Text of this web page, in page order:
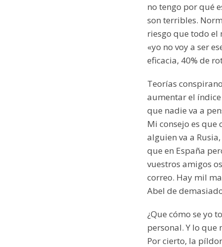
no tengo por qué
son terribles.
riesgo que todo
«yo no voy a ser
eficacia, 40% de
Teorías
aumentar el
que nadie va a
Mi consejo es que
alguien va a
que en España
vuestros amigos
correo. Hay mil
Abel de
¿Que cómo se yo
personal. Y lo que
Por cierto, la